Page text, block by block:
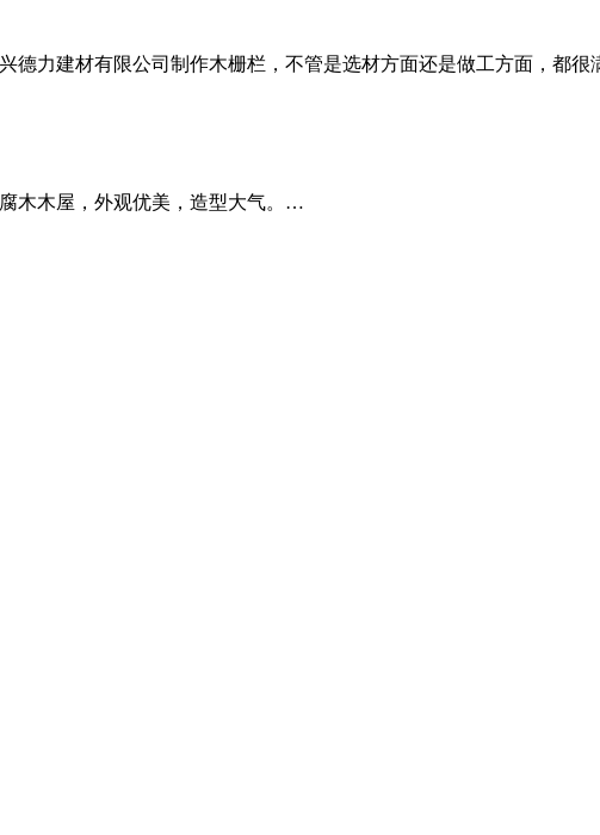
德力建材有限公司制作木栅栏，不管是选材方面还是做工方面，都
木木屋，外观优美，造型大气。…